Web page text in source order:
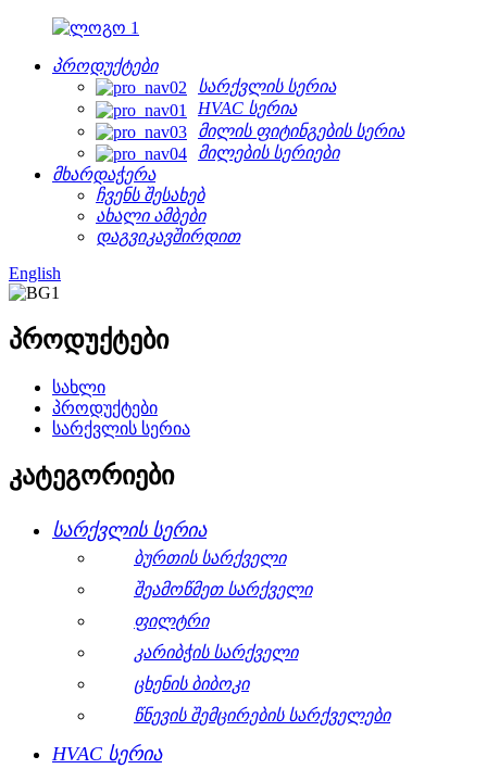
პროდუქტები
სარქვლის სერია
HVAC სერია
მილის ფიტინგების სერია
მილების სერიები
მხარდაჭერა
ჩვენს შესახებ
ახალი ამბები
დაგვიკავშირდით
English
პროდუქტები
სახლი
პროდუქტები
სარქვლის სერია
კატეგორიები
სარქვლის სერია
ბურთის სარქველი
შეამოწმეთ სარქველი
ფილტრი
კარიბჭის სარქველი
ცხენის ბიბოკი
წნევის შემცირების სარქველები
HVAC სერია